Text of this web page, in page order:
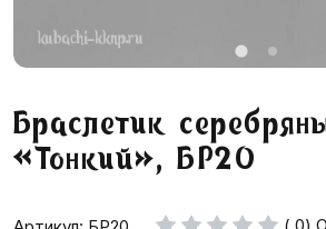
Браслетик
«Тонкий», БР20
( 0)